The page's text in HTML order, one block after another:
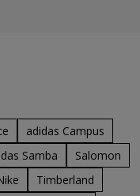
adidas Campus
Samba
Salomon
Timberland